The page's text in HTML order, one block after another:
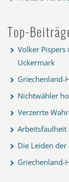
Top-
Volker Pispers
Uckermark
Griechenland-
Nichtwähler
Verzerrte
Arbeitsfaulheit
Die Leiden
Griechenland-